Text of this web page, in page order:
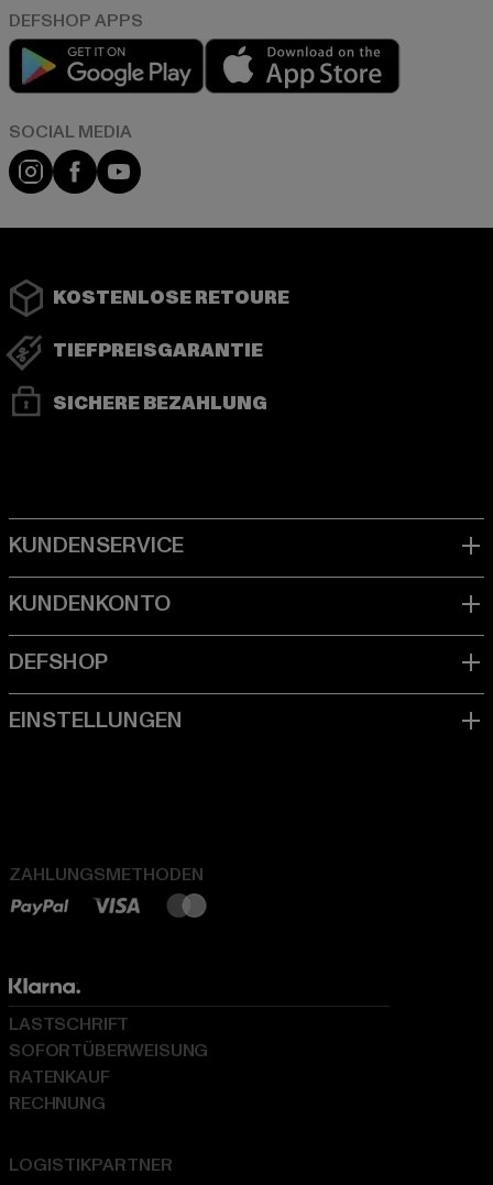
Play market
Instagram
FacebookYouTube
KOSTENLOSE RETOURE
TIEFPREISGARANTIE
SICHERE BEZAHLUNG
ZAHLUNGSMETHODEN
LOGISTIKPARTNER
LASTSCHRIFT
SOFORTÜBERWEISUNG
RATENKAUF
RECHNUNG